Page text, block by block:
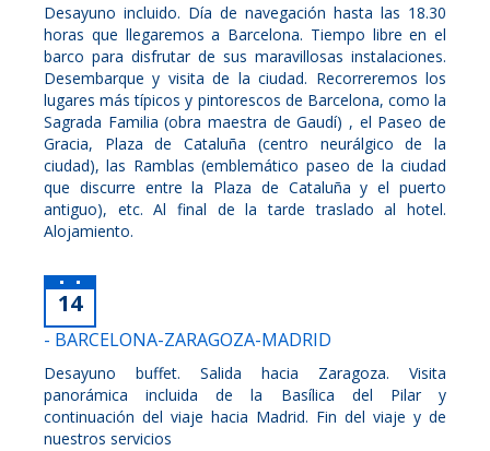
Desayuno incluido. Día de navegación hasta las 18.30
horas que llegaremos a Barcelona. Tiempo libre en el
barco para disfrutar de sus maravillosas instalaciones.
Desembarque y visita de la ciudad. Recorreremos los
lugares más típicos y pintorescos de Barcelona, como la
Sagrada Familia (obra maestra de Gaudí) , el Paseo de
Gracia, Plaza de Cataluña (centro neurálgico de la
ciudad), las Ramblas (emblemático paseo de la ciudad
que discurre entre la Plaza de Cataluña y el puerto
antiguo), etc. Al final de la tarde traslado al hotel.
Alojamiento.
14
- BARCELONA-ZARAGOZA-MADRID
Desayuno buffet. Salida hacia Zaragoza. Visita
panorámica incluida de la Basílica del Pilar y
continuación del viaje hacia Madrid. Fin del viaje y de
nuestros servicios